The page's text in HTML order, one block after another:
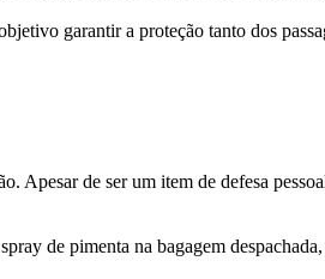
garantir a proteção tanto dos
Apesar de ser um item de defesa
de pimenta na bagagem